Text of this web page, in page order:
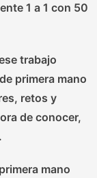
1 a 1 con 50
trabajo
primera mano
retos y
de conocer,
.
mano